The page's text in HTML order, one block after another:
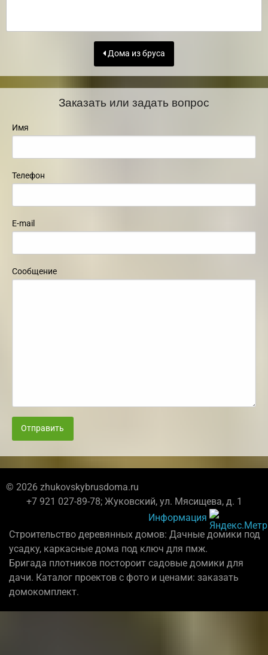
Дома из бруса
Заказать или задать вопрос
Имя
Телефон
E-mail
Сообщение
Отправить
© 2026 zhukovskybrusdoma.ru
+7 921 027-89-78; Жуковский, ул. Мясищева, д. 1
Информация
Строительство деревянных домов: Дачные домики под
усадку, каркасные дома под ключ для пмж.
Бригада плотников постороит садовые домики для
дачи. Каталог проектов с фото и ценами: заказать
домокомплект.